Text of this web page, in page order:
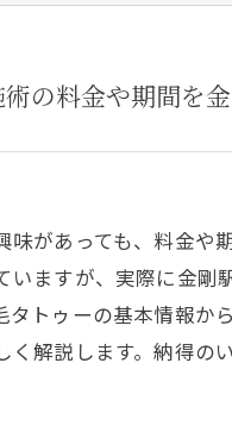
の料金や期間を
味があっても、料金
いますが、実際に金
タトゥーの基本情報
く解説します。納得